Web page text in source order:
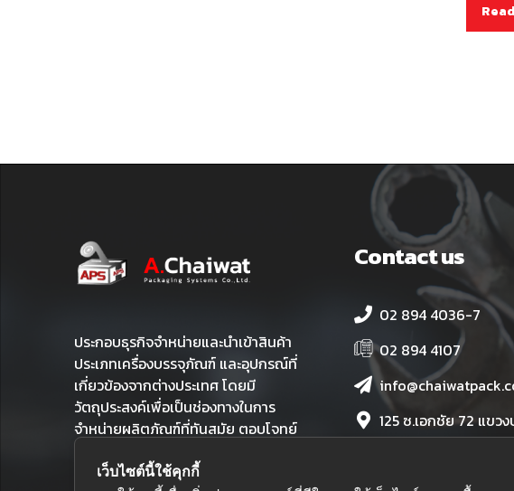
ประกอบธุรกิจจำหน่ายและนำเข้าสินค้า
ประเภทเครื่องบรรจุภัณฑ์ และอุปกรณ์ที่
เกี่ยวข้องจากต่างประเทศ โดยมี
วัตถุประสงค์เพื่อเป็นช่องทางในการ
จำหน่ายผลิตภัณฑ์ที่ทันสมัย ตอบโจทย์
ราคาที่คุ้มค่า
Contact us
02 894 4036-7
02 894 4107
125 ซ.เอกชัย 72 แขว
เขตบางบอน กรุงเทพฯ
เว็บไซต์นี้ใช้คุกกี้